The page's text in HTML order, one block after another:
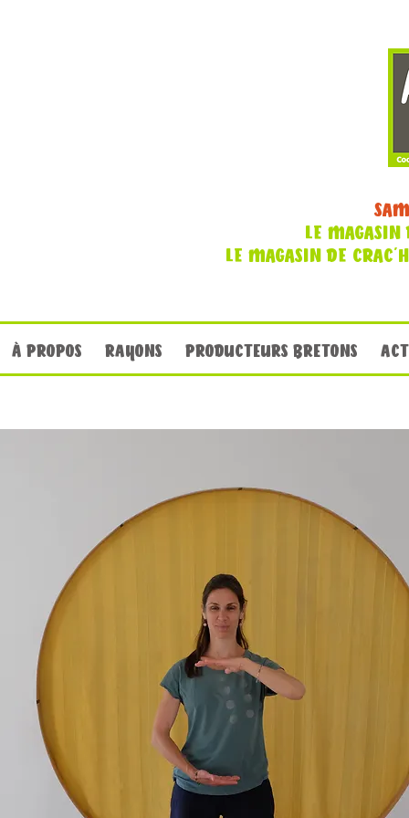
LE MAGASIN
LE MAGASIN DE
À PROPOS RAYONS PRODUCTEURS BRETONS